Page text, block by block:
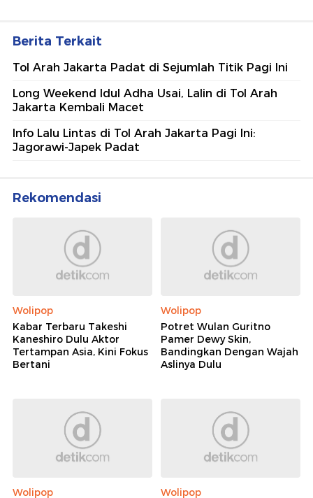
Berita Terkait
Tol Arah Jakarta Padat di Sejumlah Titik Pagi Ini
Long Weekend Idul Adha Usai, Lalin di Tol Arah
Jakarta Kembali Macet
Info Lalu Lintas di Tol Arah Jakarta Pagi Ini:
Jagorawi-Japek Padat
Rekomendasi
Wolipop
Kabar Terbaru Takeshi
Kaneshiro Dulu Aktor
Tertampan Asia, Kini Fokus
Bertani
Wolipop
Potret Wulan Guritno
Pamer Dewy Skin,
Bandingkan Dengan Wajah
Aslinya Dulu
Wolipop
Wolipop